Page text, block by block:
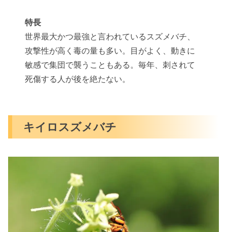
特長
世界最大かつ最強と言われているスズメバチ、
攻撃性が高く毒の量も多い。目がよく、動きに
敏感で集団で襲うこともある。毎年、刺されて
死傷する人が後を絶たない。
キイロスズメバチ